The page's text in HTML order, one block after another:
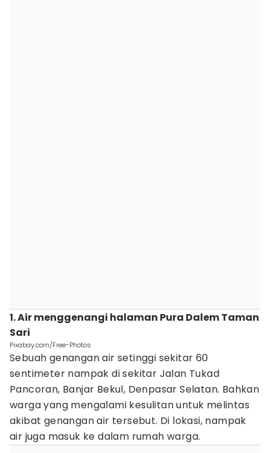
1. Air menggenangi halaman Pura Dalem Taman
Sari
Pixabay.com/Free-Photos
Sebuah genangan air setinggi sekitar 60
sentimeter nampak di sekitar Jalan Tukad
Pancoran, Banjar Bekul, Denpasar Selatan. Bahkan
warga yang mengalami kesulitan untuk melintas
akibat genangan air tersebut. Di lokasi, nampak
air juga masuk ke dalam rumah warga.